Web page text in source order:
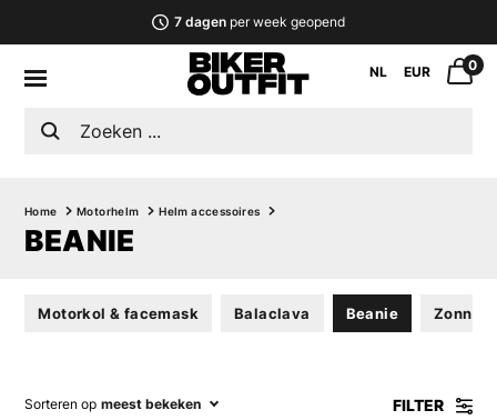
7 dagenper week geopend
NL EUR 0
Home Motorhelm Helm accessoires
BEANIE
Motorkol & facemask Balaclava Beanie
Sorteren op meest bekeken FILTER